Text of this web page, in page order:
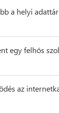
a helyi
egy felhős
az